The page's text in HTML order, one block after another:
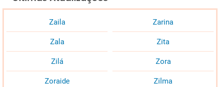
Zaila Zarina
Zala Zita
Zilá Zora
Zoraide Zilma